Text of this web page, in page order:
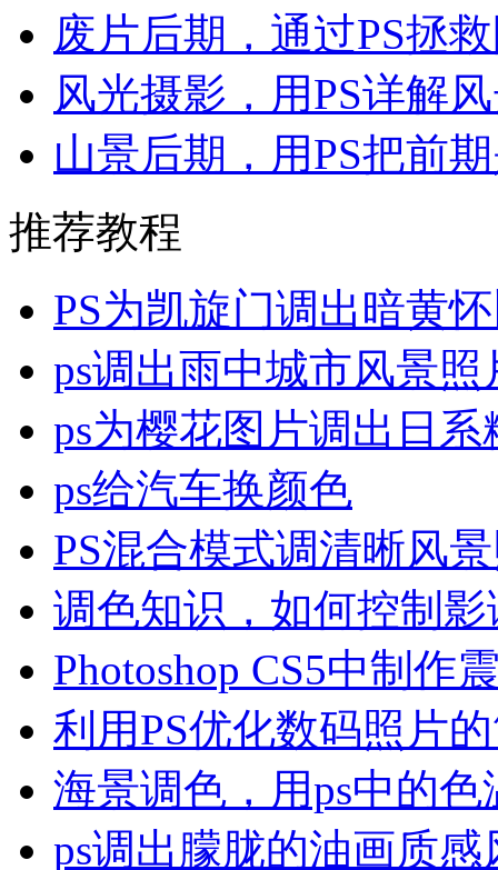
废片后期，通过PS拯
风光摄影，用PS详解
山景后期，用PS把前
推荐教程
PS为凯旋门调出暗黄
ps调出雨中城市风景照
ps为樱花图片调出日系
ps给汽车换颜色
PS混合模式调清晰风
调色知识，如何控制
Photoshop CS5中制作
利用PS优化数码照片
海景调色，用ps中的
ps调出朦胧的油画质感